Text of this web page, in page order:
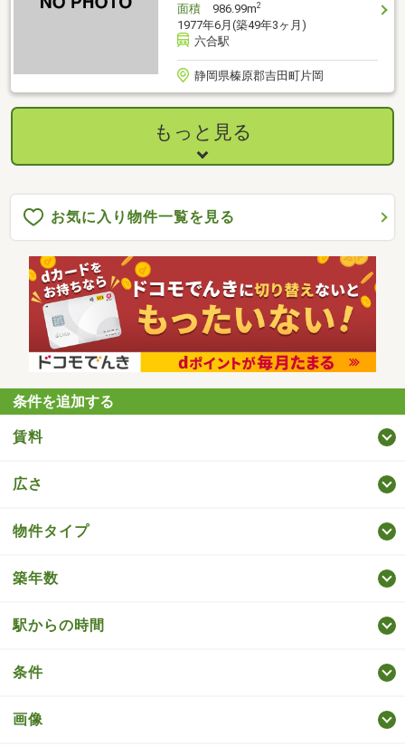
面積986.99m2
1977年6月(築49年3ヶ月)
六合駅
静岡県榛原郡吉田町片岡
もっと見る
お気に入り物件一覧を見る
条件を追加する
賃料
広さ
物件タイプ
築年数
駅からの時間
条件
画像